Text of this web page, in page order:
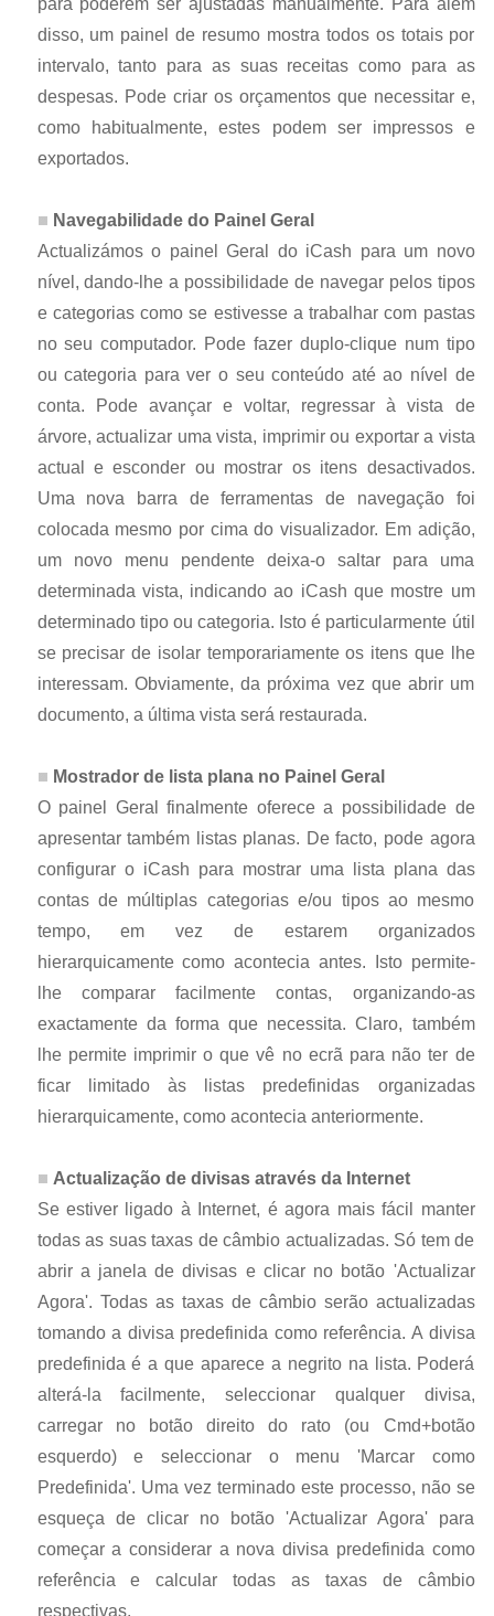
para poderem ser ajustadas manualmente. Para além
disso, um painel de resumo mostra todos os totais por
intervalo, tanto para as suas receitas como para as
despesas. Pode criar os orçamentos que necessitar e,
como habitualmente, estes podem ser impressos e
exportados.
Navegabilidade do Painel Geral
Actualizámos o painel Geral do iCash para um novo
nível, dando-lhe a possibilidade de navegar pelos tipos
e categorias como se estivesse a trabalhar com pastas
no seu computador. Pode fazer duplo-clique num tipo
ou categoria para ver o seu conteúdo até ao nível de
conta. Pode avançar e voltar, regressar à vista de
árvore, actualizar uma vista, imprimir ou exportar a vista
actual e esconder ou mostrar os itens desactivados.
Uma nova barra de ferramentas de navegação foi
colocada mesmo por cima do visualizador. Em adição,
um novo menu pendente deixa-o saltar para uma
determinada vista, indicando ao iCash que mostre um
determinado tipo ou categoria. Isto é particularmente útil
se precisar de isolar temporariamente os itens que lhe
interessam. Obviamente, da próxima vez que abrir um
documento, a última vista será restaurada.
Mostrador de lista plana no Painel Geral
O painel Geral finalmente oferece a possibilidade de
apresentar também listas planas. De facto, pode agora
configurar o iCash para mostrar uma lista plana das
contas de múltiplas categorias e/ou tipos ao mesmo
tempo, em vez de estarem organizados
hierarquicamente como acontecia antes. Isto permite-
lhe comparar facilmente contas, organizando-as
exactamente da forma que necessita. Claro, também
lhe permite imprimir o que vê no ecrã para não ter de
ficar limitado às listas predefinidas organizadas
hierarquicamente, como acontecia anteriormente.
Actualização de divisas através da Internet
Se estiver ligado à Internet, é agora mais fácil manter
todas as suas taxas de câmbio actualizadas. Só tem de
abrir a janela de divisas e clicar no botão 'Actualizar
Agora'. Todas as taxas de câmbio serão actualizadas
tomando a divisa predefinida como referência. A divisa
predefinida é a que aparece a negrito na lista. Poderá
alterá-la facilmente, seleccionar qualquer divisa,
carregar no botão direito do rato (ou Cmd+botão
esquerdo) e seleccionar o menu 'Marcar como
Predefinida'. Uma vez terminado este processo, não se
esqueça de clicar no botão 'Actualizar Agora' para
começar a considerar a nova divisa predefinida como
referência e calcular todas as taxas de câmbio
respectivas.